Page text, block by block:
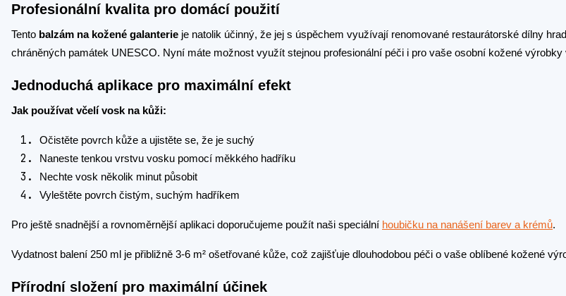
Profesionální kvalita pro domácí použití
Tento balzám na kožené galanterie je natolik účinný, že jej s úspěchem využívají renomované restaurátorské dílny
chráněných památek UNESCO. Nyní máte možnost využít stejnou profesionální péči i pro vaše osobní kožené výrobky
Jednoduchá aplikace pro maximální efekt
Jak používat včelí vosk na kůži:
Očistěte povrch kůže a ujistěte se, že je suchý
Naneste tenkou vrstvu vosku pomocí měkkého hadříku
Nechte vosk několik minut působit
Vyleštěte povrch čistým, suchým hadříkem
Pro ještě snadnější a rovnoměrnější aplikaci doporučujeme použít naši speciální houbičku na nanášení barev a krémů.
Vydatnost balení 250 ml je přibližně 3-6 m² ošetřované kůže, což zajišťuje dlouhodobou péči o vaše oblíbené kožené
Přírodní složení pro maximální účinek